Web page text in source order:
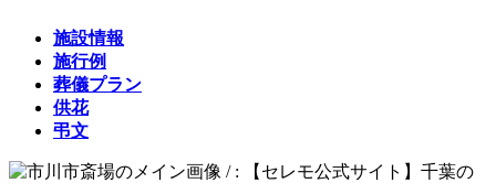
施設情報
施行例
葬儀プラン
供花
弔文